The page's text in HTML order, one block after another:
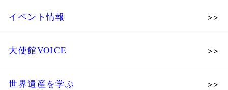
組織図・役員
法人会員・協賛団体／公認団体
イベント情報
大使館VOICE
世界遺産を学ぶ